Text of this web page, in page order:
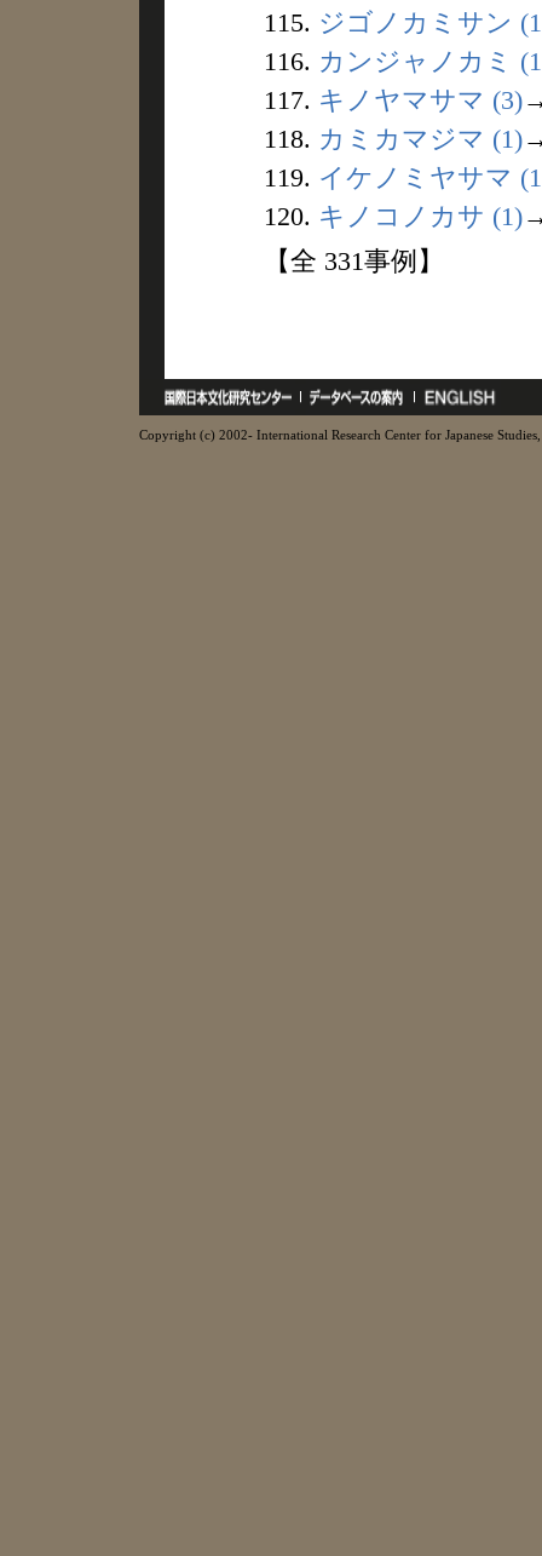
115. ジゴノカミサン
116. カンジャノカミ
117. キノヤマサマ (3)
118. カミカマジマ (1)
119. イケノミヤサマ
120. キノコノカサ (1)
【全 331事例】
Copyright (c) 2002- International Research Center for Japanese